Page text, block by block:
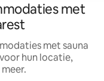
met
met sauna
hun locatie,